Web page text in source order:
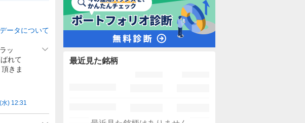
ータについて
ッ
れて
きま
) 12:31
最近見た銘柄